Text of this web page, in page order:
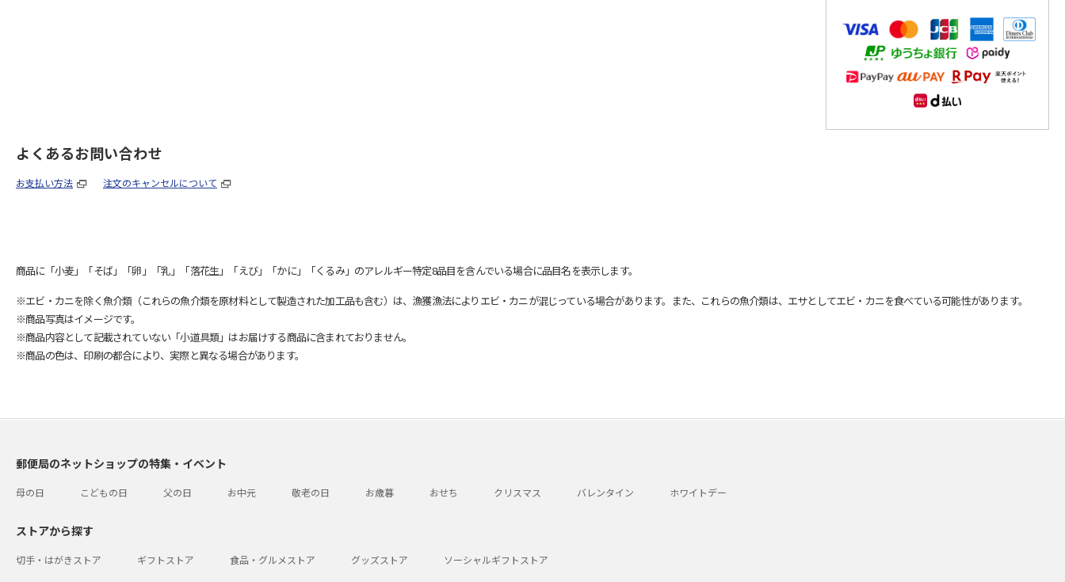
よくあるお問い合わせ
お支払い方法 注文のキャンセルについて
商品に「小麦」「そば」「卵」「乳」「落花生」「えび」「かに」「くるみ」のアレルギー特定8品目を含んでいる場合に品目名を表示します。
※エビ・カニを除く魚介類（これらの魚介類を原材料として製造された加工品も含む）は、漁獲漁法によりエビ・カニが混じっている場合があります。また、これらの魚介類は、エサとしてエビ・カニを食べている可能性があります。
※商品写真はイメージです。
※商品内容として記載されていない「小道具類」はお届けする商品に含まれておりません。
※商品の色は、印刷の都合により、実際と異なる場合があります。
郵便局のネットショップの特集・イベント
母の日 こどもの日 父の日 お中元 敬老の日 お歳暮 おせち クリスマス バレンタイン ホワイトデー
ストアから探す
切手・はがきストア ギフトストア 食品・グルメストア グッズストア ソーシャルギフトストア